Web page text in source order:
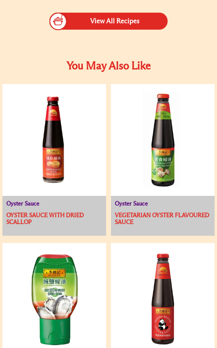
View All Recipes
You May Also Like
Oyster Sauce
OYSTER SAUCE WITH DRIED
SCALLOP
Oyster Sauce
VEGETARIAN OYSTER FLAVOURED
SAUCE